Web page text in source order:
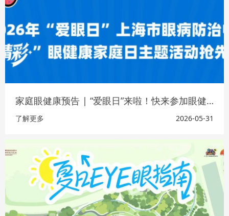
家庭眼健康预告 | “爱眼日”来啦！快来参加眼健康家庭日主题活动！
了解更多 2026-05-31